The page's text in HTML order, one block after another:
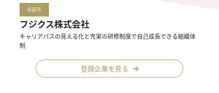
市原市
フジクス株式会社
キャリアパスの見える化と充実の研修制度で自己成長できる組織体
制
登録企業を見る